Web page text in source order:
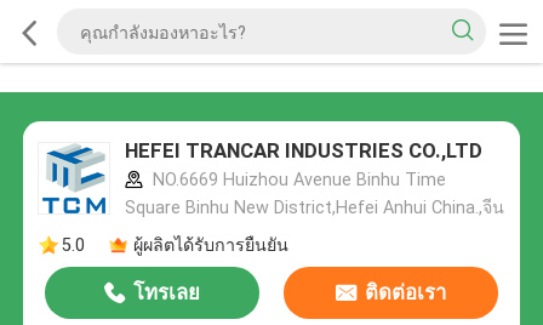
HEFEI TRANCAR INDUSTRIES CO.,LTD
NO.6669 Huizhou Avenue Binhu Time
Square Binhu New District,Hefei Anhui China.,จีน
5.0
ผู้ผลิตได้รับการยืนยัน
โทรเลย ติดต่อเรา